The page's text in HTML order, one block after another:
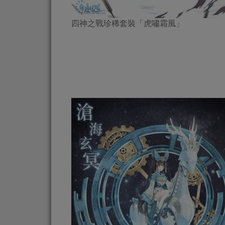
四神之戰珍稀套裝「虎嘯霜風」